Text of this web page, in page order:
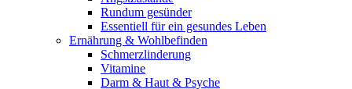
Rundum gesünder
Essentiell für ein gesundes Leben
Ernährung & Wohlbefinden
Schmerzlinderung
Vitamine
Darm & Haut & Psyche